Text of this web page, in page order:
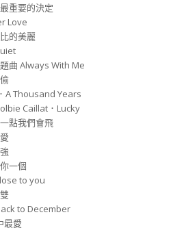
重要的決定
Love
的美麗
曲 Always With Me
A Thousand Years
Caillat．Lucky
點我們會飛
一個
to you
to December
最愛